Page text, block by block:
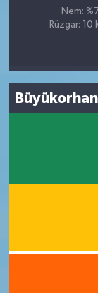
Nem:
Rüzgar: 10